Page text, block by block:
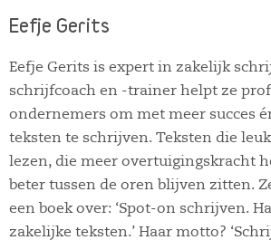
Eefje Gerits
Eefje Gerits is expert in zakelijk
schrijfcoach en -trainer helpt ze
ondernemers om met meer succes
teksten te schrijven. Teksten die
lezen, die meer overtuigingskracht
beter tussen de oren blijven zitten.
een boek over: ‘Spot-on schrijven.
zakelijke teksten.’ Haar motto?